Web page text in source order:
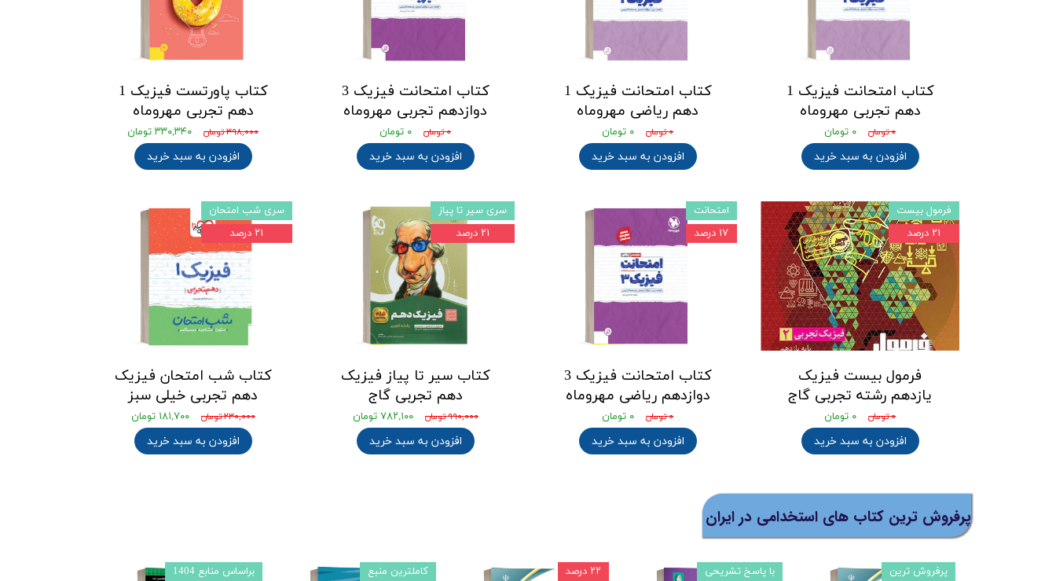
کتاب امتحانت فیزیک 1
دهم تجربی مهروماه
۰ تومان ۰ تومان
افزودن به سبد خرید
کتاب امتحانت فیزیک 1
دهم ریاضی مهروماه
۰ تومان ۰ تومان
افزودن به سبد خرید
کتاب امتحانت فیزیک 3
دوازدهم تجربی مهروماه
۰ تومان ۰ تومان
افزودن به سبد خرید
کتاب پاورتست فیزیک 1
دهم تجربی مهروماه
۳۹۸,۰۰۰ تومان ۳۳۰,۳۴۰ تومان
افزودن به سبد خرید
فرمول بیست فیزیک
یازدهم رشته تجربی گاج
۰ تومان ۰ تومان
افزودن به سبد خرید
فرمول بیست
۲۱ درصد
کتاب امتحانت فیزیک 3
دوازدهم ریاضی مهروماه
۰ تومان ۰ تومان
افزودن به سبد خرید
امتحانت
۱۷ درصد
کتاب سیر تا پیاز فیزیک
دهم تجربی گاج
۹۹۰,۰۰۰ تومان ۷۸۲,۱۰۰ تومان
افزودن به سبد خرید
سری سیر تا پیاز
۲۱ درصد
کتاب شب امتحان فیزیک
دهم تجربی خیلی سبز
۲۳۰,۰۰۰ تومان ۱۸۱,۷۰۰ تومان
افزودن به سبد خرید
سری شب امتحان
۲۱ درصد
براساس منابع 1404
کاملترین منبع
۲۲ درصد
با پاسخ تشریحی
پرفروش ترین
پرفروش ترین کتاب های استخدامی در ایران